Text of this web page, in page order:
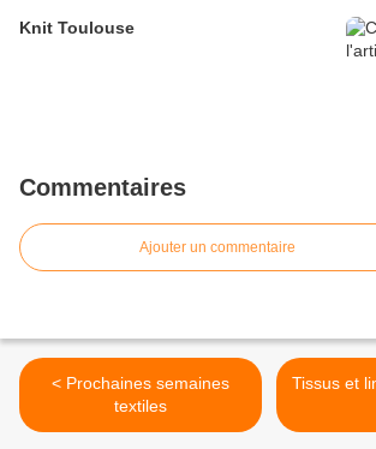
Knit Toulouse
Commentaires
Ajouter un commentaire
< Prochaines semaines
textiles
Tissus et